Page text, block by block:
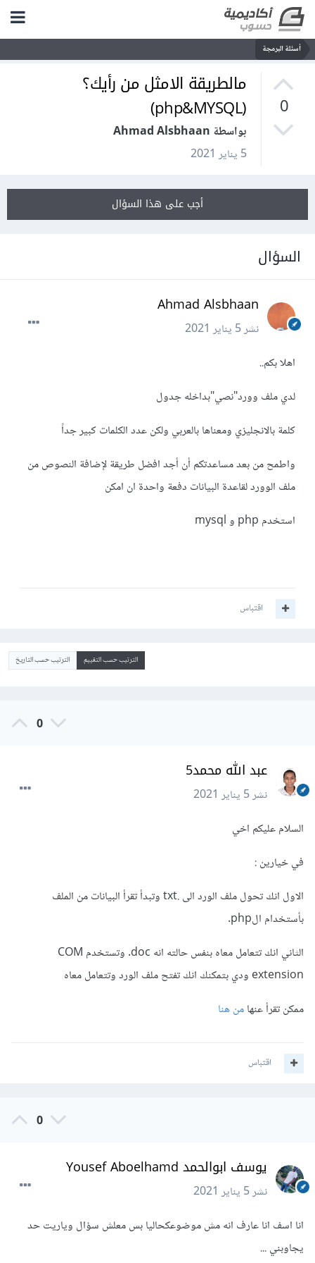
أسئلة البرمجة
0
مالطريقة الامثل من رأيك؟
(php&MYSQL)
بواسطة Ahmad Alsbhaan
5 يناير 2021
أجب على هذا السؤال
السؤال
Ahmad Alsbhaan
نشر5 يناير 2021
اهلا بكم..
لدي ملف وورد"نصي"بداخله جدول
كلمة بالانجليزي ومعناها بالعربي ولكن عدد الكلمات كبير جداً
واطمح من بعد مساعدتكم أن أجد افضل طريقة لإضافة النصوص من
ملف الوورد لقاعدة البيانات دفعة واحدة ان امكن
استخدم php و mysql
اقتباس
الترتيب حسب التقييم الترتيب حسب التاريخ
0
عبد الله محمد5
نشر5 يناير 2021
السلام عليكم اخي
في خيارين :
الاول انك تحول ملف الورد الى .txt وتبدأ تقرأ البيانات من الملف
بأستخدام الphp.
الثاني انك تتعامل معاه بنفس حالته انه doc. وتستخدم COM
extension ودي بتمكنك انك تفتح ملف الورد وتتعامل معاه
ممكن تقرأ عنهامن هنا
اقتباس
0
يوسف ابوالحمد Yousef Aboelhamd
نشر5 يناير 2021
انا اسف انا عارف انه مش موضوعكحاليا بس معلش سؤال وياريت حد
يجاوبني ...